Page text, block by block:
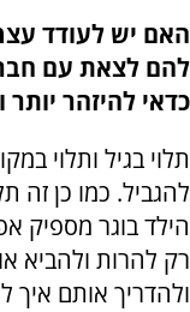
האם יש לעודד
להם לצאת עם
כדאי להיזהר יותר
תלוי בגיל ותלוי
להגביל. כמו כן זה
הילד בוגר מספיק
רק להרות ולהביא
ולהדריך אותם